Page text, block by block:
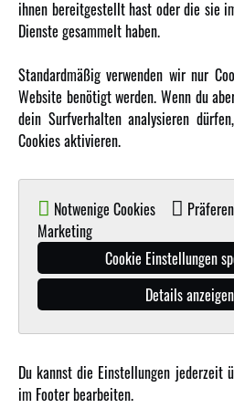
MEHR VON AMEWI
Amewi Construction - Nutzfahrzeuge
Malinos - Die kreative Seite von Amewi
Werden Sie Amewi Händler
© Copyright 2019 - 2026 Amewi Trade GmbH -
ihnen bereitgestellt hast oder die sie
Dienste gesammelt haben.
Standardmäßig verwenden wir nur
Website benötigt werden. Wenn du
dein Surfverhalten analysieren
Cookies aktivieren.
Notwenige Cookies
Marketing
Cookie Einstellungen
Details anzeigen
Du kannst die Einstellungen jederzeit
im Footer bearbeiten.